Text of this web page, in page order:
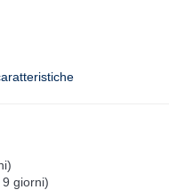
giorni)